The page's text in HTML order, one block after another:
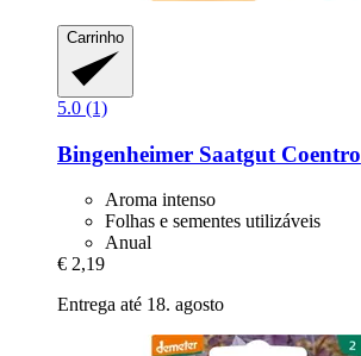
Carrinho
5.0 (1)
Bingenheimer Saatgut Coentro
Aroma intenso
Folhas e sementes utilizáveis
Anual
€ 2,19
Entrega até 18. agosto